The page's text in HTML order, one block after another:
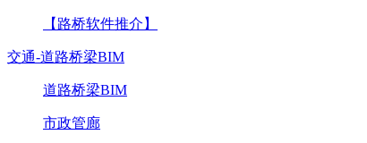
【路桥软件推介】
交通-道路桥梁BIM
道路桥梁BIM
市政管廊